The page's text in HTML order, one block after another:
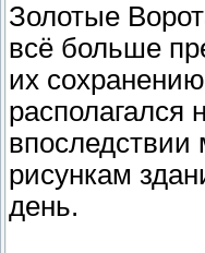
Золотые
всё больше
их
впоследствии
рисункам
день.